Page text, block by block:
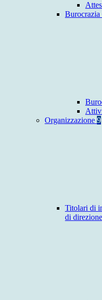
Burocrazia
Organizzazione 9
Titolari di
di